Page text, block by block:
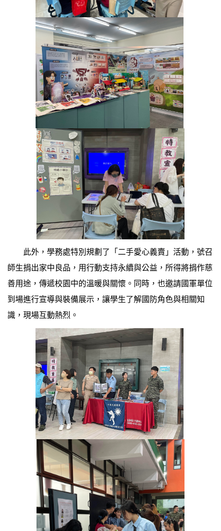
此外，學務處特別規劃了「二手愛心義賣」活動，號召
師生捐出家中良品，用行動支持永續與公益，所得將捐作慈
善用途，傳遞校園中的溫暖與關懷。同時，也邀請國軍單位
到場進行宣導與裝備展示，讓學生了解國防角色與相關知
識，現場互動熱烈。